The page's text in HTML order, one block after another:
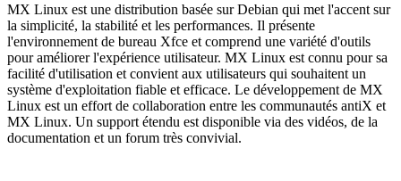
MX Linux est une distribution basée sur Debian qui met l'accent sur
la simplicité, la stabilité et les performances. Il présente
l'environnement de bureau Xfce et comprend une variété d'outils
pour améliorer l'expérience utilisateur. MX Linux est connu pour sa
facilité d'utilisation et convient aux utilisateurs qui souhaitent un
système d'exploitation fiable et efficace. Le développement de MX
Linux est un effort de collaboration entre les communautés antiX et
MX Linux. Un support étendu est disponible via des vidéos, de la
documentation et un forum très convivial.